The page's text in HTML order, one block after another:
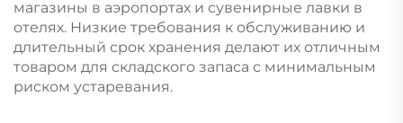
магазины в аэропортах и сувенирные лавки в
отелях. Низкие требования к обслуживанию и
длительный срок хранения делают их отличным
товаром для складского запаса с минимальным
риском устаревания.